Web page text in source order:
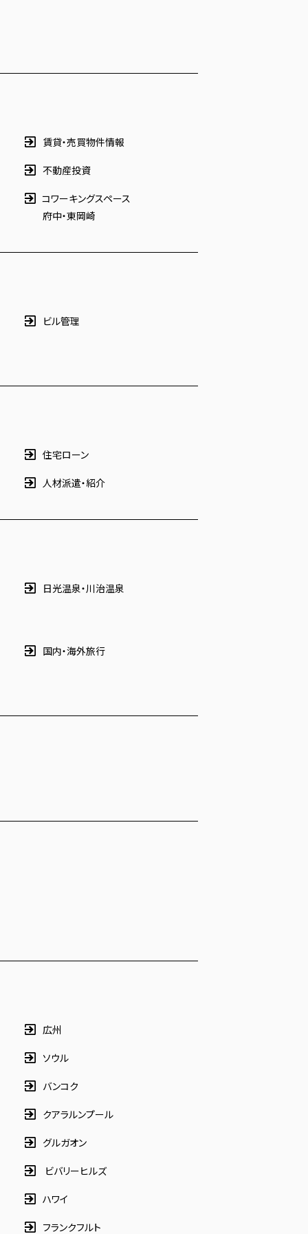
賃貸・売買物件情報
不動産投資
コワーキングスペース
府中・東岡崎
ビル管理
住宅ローン
人材派遣・紹介
日光温泉・川治温泉
国内・海外旅行
広州
ソウル
バンコク
クアラルンプール
グルガオン
ビバリーヒルズ
ハワイ
フランクフルト